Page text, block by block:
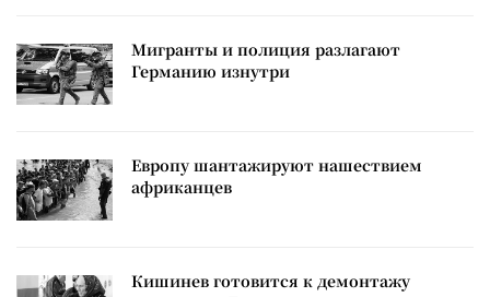
Мигранты и полиция разлагают
Германию изнутри
Европу шантажируют нашествием
африканцев
Кишинев готовится к демонтажу